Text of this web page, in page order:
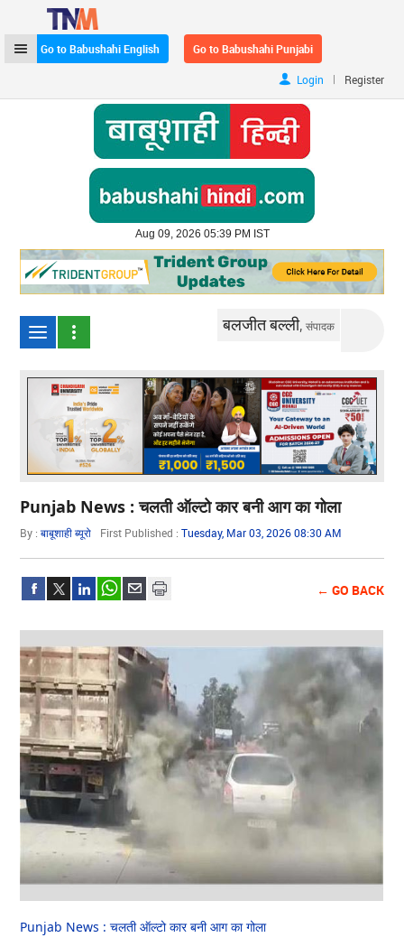
Go to Babushahi English Go to Babushahi Punjabi
Login | Register
Aug 09, 2026 05:39 PM IST
बलजीत बल्ली,संपादक
Punjab News : चलती ऑल्टो कार बनी आग का गोला
By :बाबूशाही ब्यूरो First Published :Tuesday, Mar 03, 2026 08:30 AM
← GO BACK
Punjab News : चलती ऑल्टो कार बनी आग का गोला